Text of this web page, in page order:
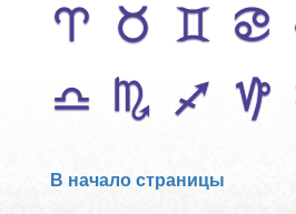
В начало страницы